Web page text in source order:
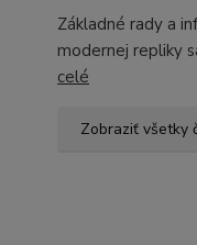
Základné rady a
modernej repliky
celé
Zobraziť všetky